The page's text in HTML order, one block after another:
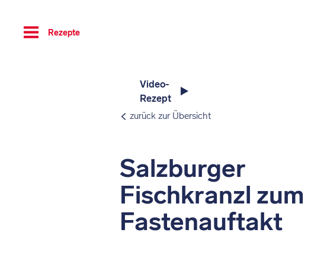
Toggle
navigation
Rezepte
Video-
Rezept
zurück zur Übersicht
Salzburger
Fischkranzl zum
Fastenauftakt